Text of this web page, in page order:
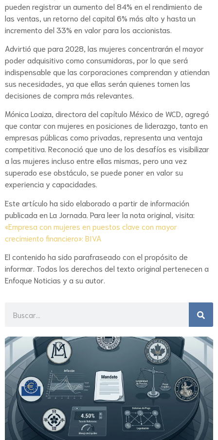
pueden registrar un aumento del 84% en el rendimiento de
las ventas, un retorno del capital 6% más alto y hasta un
incremento del 33% en valor para los accionistas.
Advirtió que para 2028, las mujeres concentrarán el mayor
poder adquisitivo como consumidoras, por lo que será
indispensable que las corporaciones comprendan y atiendan
sus necesidades, ya que ellas serán quienes tomen las
decisiones de compra más relevantes.
Mónica Loaiza, directora del capítulo México de WCD, agregó
que contar con mujeres en posiciones de liderazgo, tanto en
empresas públicas como privadas, representa una ventaja
competitiva. Reconoció que uno de los desafíos es visibilizar
a las mujeres incluso entre ellas mismas, pero una vez
superado ese obstáculo, se puede poner en valor su
experiencia y capacidades.
Este artículo ha sido elaborado a partir de información
publicada en La Jornada. Para leer la nota original, visita:
«Empresa con mujeres en puestos clave con mayor
crecimiento financiero»: BIVA
El contenido ha sido parafraseado con el propósito de
informar. Todos los derechos del texto original pertenecen a
Enfoque Noticias y a su autor.